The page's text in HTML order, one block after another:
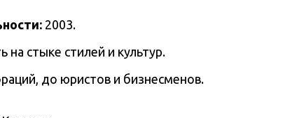
2003.
на стыке стилей и культур.
до юристов и бизнесменов.